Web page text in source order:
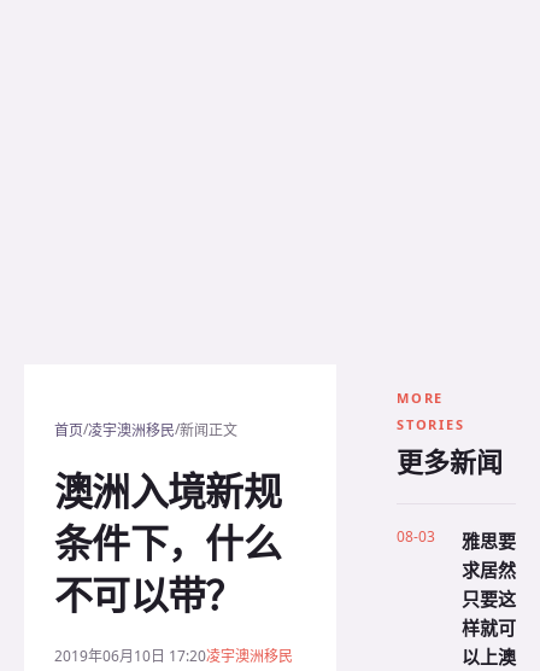
首页/凌宇澳洲移民/新闻正文
澳洲入境新规
条件下，什么
不可以带？
2019年06月10日 17:20凌宇澳洲移民
MORE
STORIES
更多新闻
08-03
雅思要
求居然
只要这
样就可
以上澳